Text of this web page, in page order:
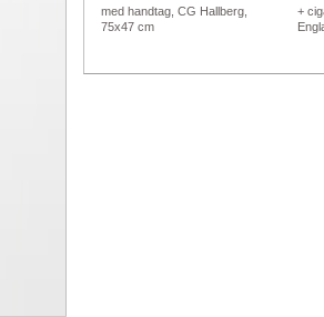
med handtag, CG Hallberg,
75x47 cm
+